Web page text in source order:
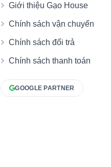
Giới thiệu Gạo House
Chính sách vận chuyển
Chính sách đổi trả
Chính sách thanh toán
GOOGLE PARTNER